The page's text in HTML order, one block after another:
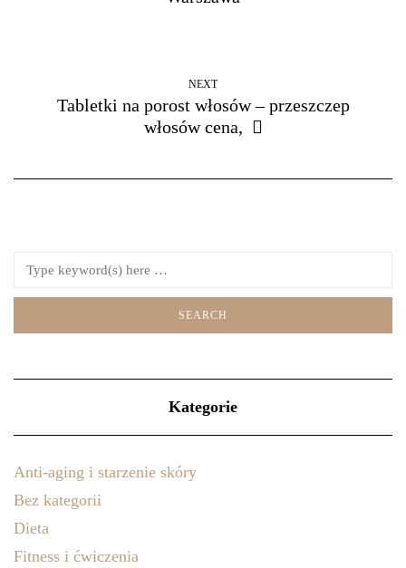
NEXT
Tabletki na porost włosów – przeszczep
włosów cena,
Kategorie
Anti-aging i starzenie skóry
Bez kategorii
Dieta
Fitness i ćwiczenia